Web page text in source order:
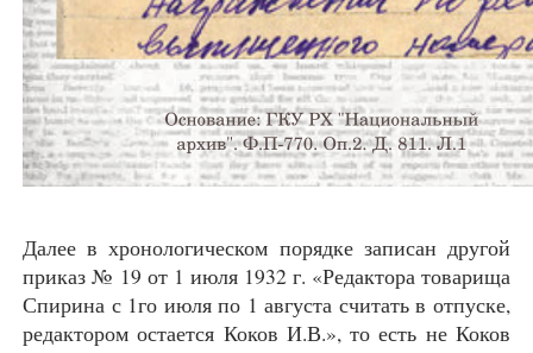
Далее в хронологическом порядке записан другой
приказ № 19 от 1 июля 1932 г. «Редактора товарища
Спирина с 1го июля по 1 августа считать в отпуске,
редактором остается Коков И.В.», то есть не Коков